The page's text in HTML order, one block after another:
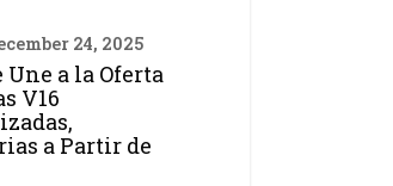
24, 2025
Une a la Oferta
V16
a Partir de